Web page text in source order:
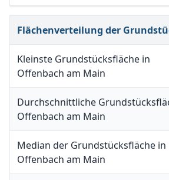
Flächenverteilung der
Kleinste Grundstücksfläche in
Offenbach am Main
Durchschnittliche
Offenbach am Main
Median der Grundstücksfläche in
Offenbach am Main